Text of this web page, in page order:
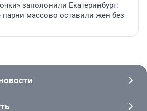
заполонили Екатеринбург:
парни массово оставили жен без